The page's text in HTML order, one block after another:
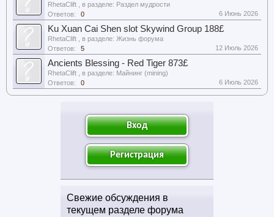
RhetaClift , в разделе: Раздел мудрости
Ответов:
0 6 Июнь 2026
Ku Xuan Cai Shen slot Skywind Group 188£
RhetaClift , в разделе: Жизнь форума
Ответов:
5 12 Июль 2026
Ancients Blessing - Red Tiger 873£
RhetaClift , в разделе: Майнинг (mining)
Ответов:
0 6 Июль 2026
Вход
Регистрация
Свежие обсуждения в
текущем разделе форума